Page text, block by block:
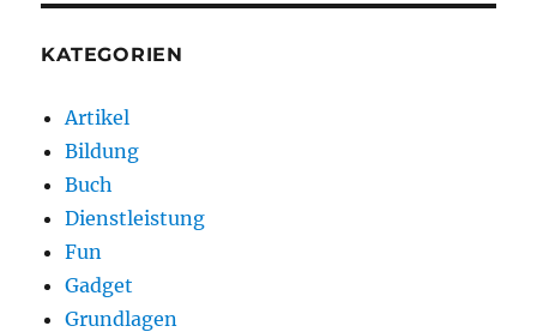
KATEGORIEN
Artikel
Bildung
Buch
Dienstleistung
Fun
Gadget
Grundlagen